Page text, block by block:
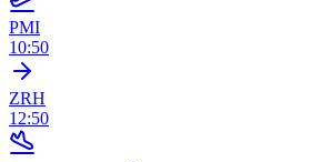
PMI
10:50
ZRH
12:50